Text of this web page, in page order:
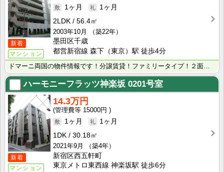
新着
マンション
1ヶ月
1ヶ月
2LDK
56.4㎡
2003年10月
（築22年）
墨田区千歳
都営新宿線 森下（東京）駅 徒歩4分
ドマーニ両国の物件情報です！分譲賃貸！ファミリータイプ！２面採光！都営大江戸線・都営新宿線「森下」駅･･･
ハーモニーフラッツ神楽坂 0201号室
新着
マンション
14.3万円
15000円
1ヶ月
1ヶ月
1DK
30.18㎡
2021年9月
（築4年）
新宿区西五軒町
東京メトロ東西線 神楽坂駅 徒歩6分